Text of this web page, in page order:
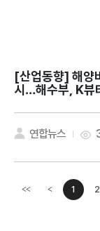
[산업동향]
시…해수부, K뷰
연합뉴스
<< <이전페이지
1 2